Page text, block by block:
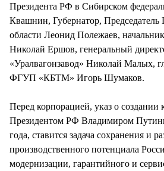
Президента РФ в Сибирском
Квашнин, Губернатор, Председатель
области Леонид Полежаев,
Николай Ершов, генеральный
«Уралвагонзавод» Николай Малых,
ФГУП «КБТМ» Игорь Шумаков.
Перед корпорацией, указ о создании
Президентом РФ Владимиром
года, ставится задача сохранения и
производственного потенциала
модернизации, гарантийного и